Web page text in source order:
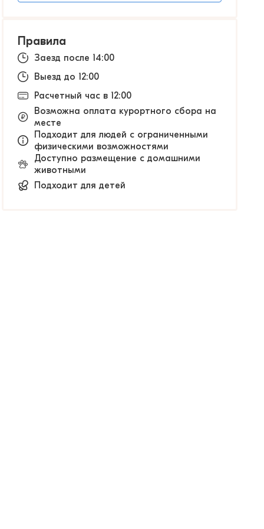
Правила
Заезд после 14:00
Выезд до 12:00
Расчетный час в 12:00
Возможна оплата курортного сбора на
месте
Подходит для людей с ограниченными
физическими возможностями
Доступно размещение с домашними
животными
Подходит для детей